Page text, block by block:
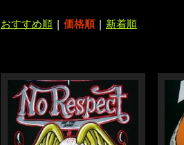
おすすめ順 | 価格順| 新着順